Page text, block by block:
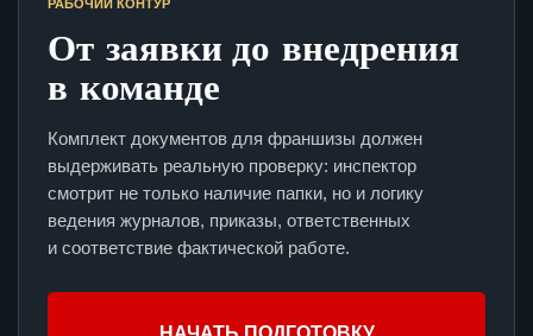
РАБОЧИЙ КОНТУР
От заявки до внедрения
в команде
Комплект документов для франшизы должен
выдерживать реальную проверку: инспектор
смотрит не только наличие папки, но и логику
ведения журналов, приказы, ответственных
и соответствие фактической работе.